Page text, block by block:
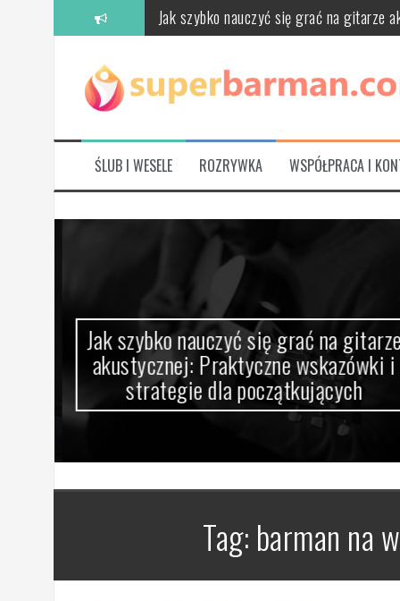
Jak szybko nauczyć się grać na gitarze
Najlepsze gry sportowe na PS3 –
Ciekawe pomysły na zabawy dla dzieci:
Jak wybrać idealną komodę drewnianą
ŚLUB I WESELE ROZRYWKA WSPÓŁPRACA I
Jak szybko nauczyć się grać na gitarze
akustycznej: Praktyczne wskazówki i
strategie dla początkujących
Tag: barman na